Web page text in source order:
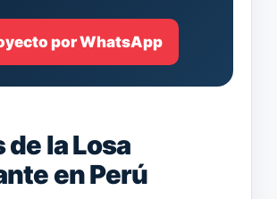
por WhatsApp
la Losa
en Perú